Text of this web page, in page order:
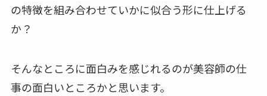
の特徴を組み合わせていかに似合う形に仕上げる
か？
そんなところに面白みを感じれるのが美容師の仕
事の面白いところかと思います。